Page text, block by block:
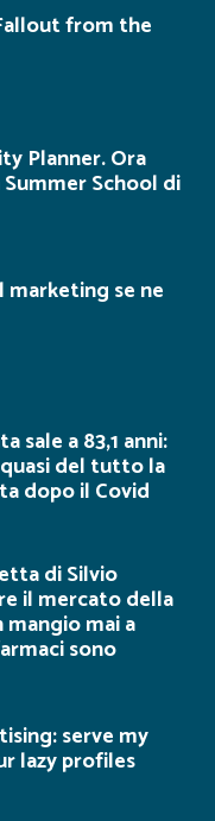
from the
Planner. Ora
School di
marketing se ne
sale a 83,1 anni:
del tutto la
dopo il Covid
di Silvio
il mercato della
mai a
sono
serve my
lazy profiles